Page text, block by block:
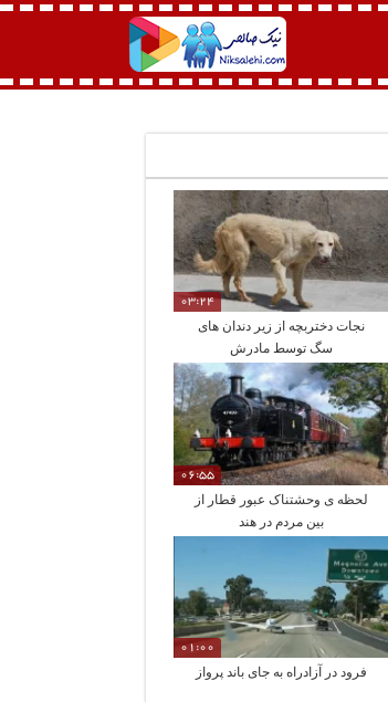
03:24
نجات دختربچه از زیر دندان های
سگ توسط مادرش
06:55
لحظه ی وحشتناک عبور قطار از
بین مردم در هند
01:00
فرود در آزادراه به جای باند پرواز